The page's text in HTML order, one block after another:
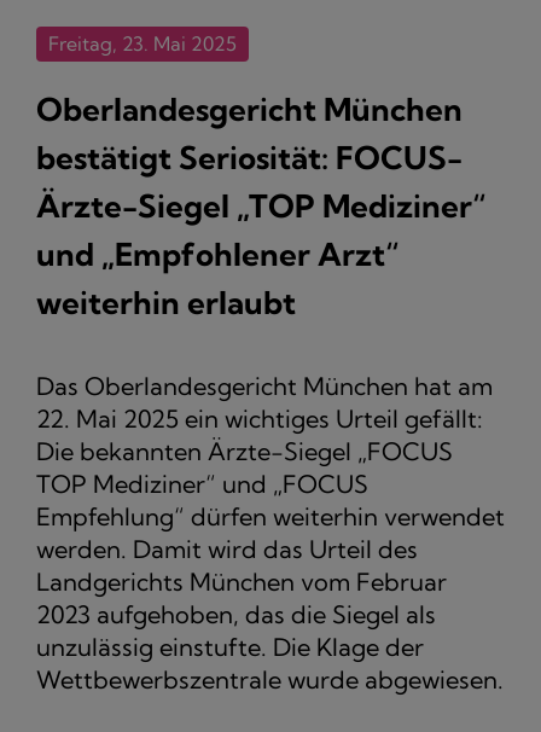
Freitag, 23. Mai 2025
Oberlandesgericht München
bestätigt Seriosität: FOCUS-
Ärzte-Siegel „TOP Mediziner“
und „Empfohlener Arzt“
weiterhin erlaubt
Das Oberlandesgericht München hat am
22. Mai 2025 ein wichtiges Urteil gefällt:
Die bekannten Ärzte-Siegel „FOCUS
TOP Mediziner“ und „FOCUS
Empfehlung“ dürfen weiterhin verwendet
werden. Damit wird das Urteil des
Landgerichts München vom Februar
2023 aufgehoben, das die Siegel als
unzulässig einstufte. Die Klage der
Wettbewerbszentrale wurde abgewiesen.